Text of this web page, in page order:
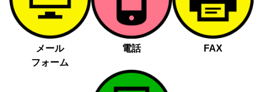
メール
フォーム
電話 FAX